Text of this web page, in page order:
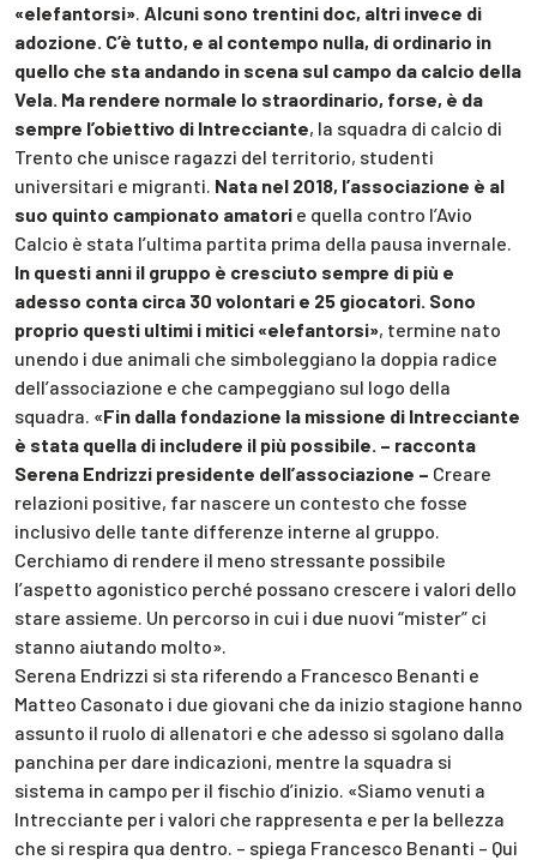
«elefantorsi» Alcuni sono trentini doc, altri invece di
adozione. C’è tutto, e al contempo nulla, di ordinario in
quello che sta andando in scena sul campo da calcio della
Vela. Ma rendere normale lo straordinario, forse, è da
sempre l’obiettivo di Intrecciante, la squadra di calcio di
Trento che unisce ragazzi del territorio, studenti
universitari e migranti. Nata nel 2018, l’associazione è al
suo quinto campionato amatori e quella contro l’Avio
Calcio è stata l’ultima partita prima della pausa invernale.
In questi anni il gruppo è cresciuto sempre di più e
adesso conta circa 30 volontari e 25 giocatori. Sono
proprio questi ultimi i mitici «elefantorsi», termine nato
unendo i due animali che simboleggiano la doppia radice
dell’associazione e che campeggiano sul logo della
squadra. «Fin dalla fondazione la missione di Intrecciante
è stata quella di includere il più possibile. – racconta
Serena Endrizzi presidente dell’associazione – Creare
relazioni positive, far nascere un contesto che fosse
inclusivo delle tante differenze interne al gruppo.
Cerchiamo di rendere il meno stressante possibile
l’aspetto agonistico perché possano crescere i valori dello
stare assieme. Un percorso in cui i due nuovi “mister” ci
stanno aiutando molto».
Serena Endrizzi si sta riferendo a Francesco Benanti e
Matteo Casonato i due giovani che da inizio stagione hanno
assunto il ruolo di allenatori e che adesso si sgolano dalla
panchina per dare indicazioni, mentre la squadra si
sistema in campo per il fischio d’inizio. «Siamo venuti a
Intrecciante per i valori che rappresenta e per la bellezza
che si respira qua dentro. – spiega Francesco Benanti – Qui